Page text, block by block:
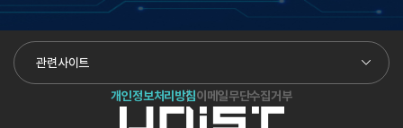
개인정보처리방침이메일무단수집거부
관련사이트